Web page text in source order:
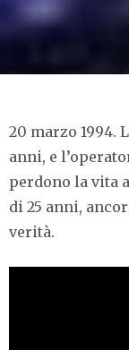
20 marzo 1994.
anni, e
perdono la vita a
di 25 anni,
verità.